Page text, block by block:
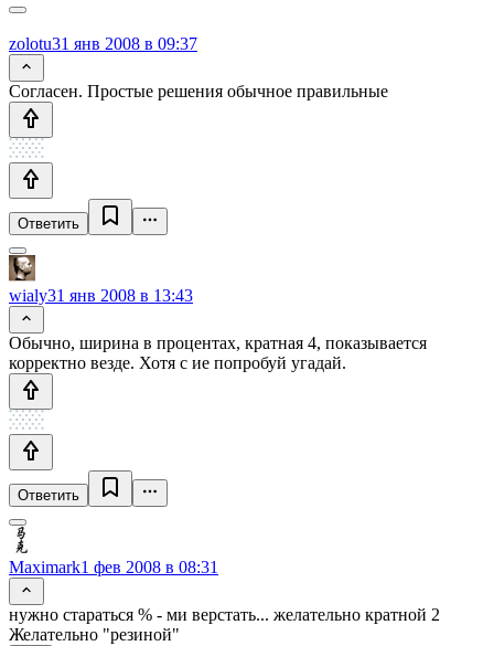
zolotu31 янв 2008 в 09:37
Согласен. Простые решения обычное правильные
Ответить
wialy31 янв 2008 в 13:43
Обычно, ширина в процентах, кратная 4, показывается
корректно везде. Хотя с ие попробуй угадай.
Ответить
Maximark1 фев 2008 в 08:31
нужно стараться % - ми верстать... желательно кратной 2
Желательно "резиной"